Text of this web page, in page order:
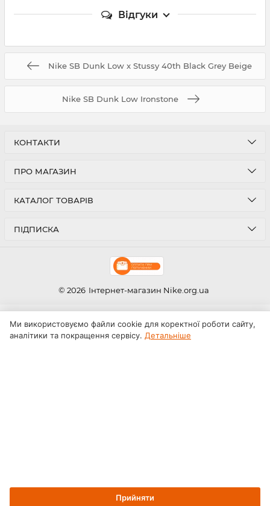
Відгуки
Nike SB Dunk Low x Stussy 40th Black Grey Beige
Nike SB Dunk Low Ironstone
КОНТАКТИ
ПРО МАГАЗИН
КАТАЛОГ ТОВАРІВ
ПІДПИСКА
© 2026 Інтернет-магазин Nike.org.ua
Ми використовуємо файли cookie для коректної роботи сайту,
аналітики та покращення сервісу. Детальніше
Прийняти